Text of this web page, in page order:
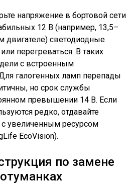
напряжение в бортовой сети
12 В (например, 13,5–
двигателе) светодиодные
перегреваться. В таких
с встроенным
галогенных ламп перепады
но срок службы
превышении 14 В. Если
редко, отдавайте
увеличенным ресурсом
EcoVision).
по замене